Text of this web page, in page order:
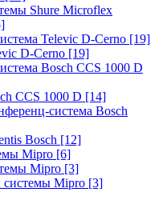
Shure Microflex
Televic D-Cerno [19]
D-Cerno [19]
Bosch CCS 1000 D
CCS 1000 D [14]
система Bosch
Bosch [12]
Mipro [6]
Mipro [3]
Mipro [3]